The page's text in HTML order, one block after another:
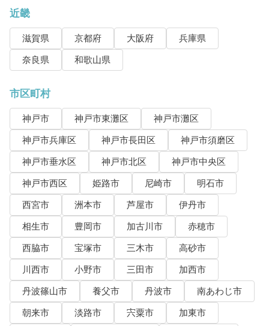
近畿
滋賀県 京都府 大阪府
兵庫県
奈良県
和歌山県
市区町村
神戸市 神戸市東灘区
神戸市灘区
神戸市兵庫区
神戸市長田区
神戸市須磨区
神戸市垂水区
神戸市北区
神戸市中央区
神戸市西区
姫路市 尼崎市
明石市
西宮市
洲本市 芦屋市
伊丹市
相生市
豊岡市 加古川市
赤穂市
西脇市
宝塚市 三木市
高砂市
川西市
小野市 三田市
加西市
丹波篠山市
養父市 丹波市
南あわじ市
朝来市
淡路市 宍粟市
加東市